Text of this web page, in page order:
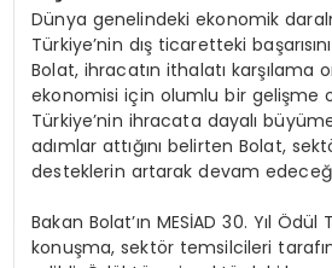
Dünya genelindeki ekonomik
Türkiye’nin dış ticaretteki
Bolat, ihracatın ithalatı karşılama
ekonomisi için olumlu bir gelişme
Türkiye’nin ihracata dayalı
adımlar attığını belirten Bolat,
desteklerin artarak devam
Bakan Bolat’ın MESİAD 30. Yıl Ödül
konuşma, sektör temsilcileri